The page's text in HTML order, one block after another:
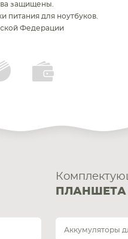
защищены.
питания для ноутбуков.
Федерации
ПЛАНШЕТА
Аккумуляторы